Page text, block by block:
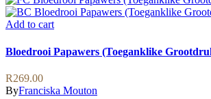
Add to cart
Bloedrooi Papawers (Toeganklike
R269.00
ByFranciska Mouton